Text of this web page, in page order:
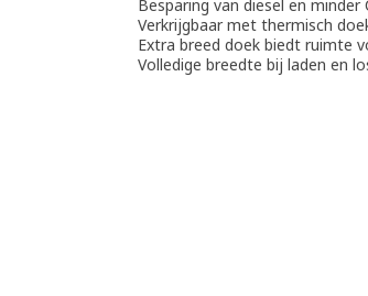
Besparing van diesel en
Verkrijgbaar met thermisch
Extra breed doek biedt ruimte
Volledige breedte bij laden en